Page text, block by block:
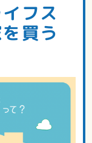
フス
買う